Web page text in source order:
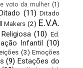
voto da mulher (1)
(11) Ditado
Makers (2) E.V.A.
(10) Ed.
Infantil (10)
(3) Emoções
(9) Estações do